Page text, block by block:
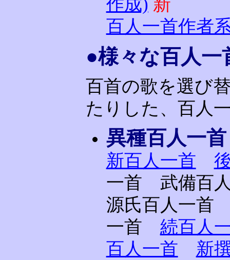
作成) 新
百人一首作者
●様々な百人一
百首の歌を選び
たりした、百人
異種百人一首
新百人一首
一首 武備百
源氏百人一
一首 続百人
百人一首
新